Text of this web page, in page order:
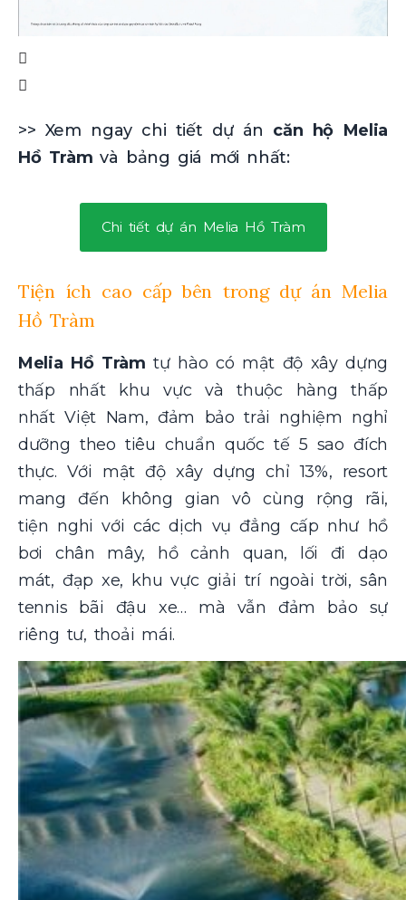
>> Xem ngay chi tiết dự án căn hộ Melia
Hồ Tràm và bảng giá mới nhất:
Chi tiết dự án Melia Hồ Tràm
Tiện ích cao cấp bên trong dự án Melia
Hồ Tràm
Melia Hồ Tràm tự hào có mật độ xây dựng
thấp nhất khu vực và thuộc hàng thấp
nhất Việt Nam, đảm bảo trải nghiệm nghỉ
dưỡng theo tiêu chuẩn quốc tế 5 sao đích
thực. Với mật độ xây dựng chỉ 13%, resort
mang đến không gian vô cùng rộng rãi,
tiện nghi với các dịch vụ đẳng cấp như hồ
bơi chân mây, hồ cảnh quan, lối đi dạo
mát, đạp xe, khu vực giải trí ngoài trời, sân
tennis bãi đậu xe… mà vẫn đảm bảo sự
riêng tư, thoải mái.